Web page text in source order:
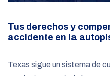
Tus derechos y
accidente en la
Texas sigue un sistema de